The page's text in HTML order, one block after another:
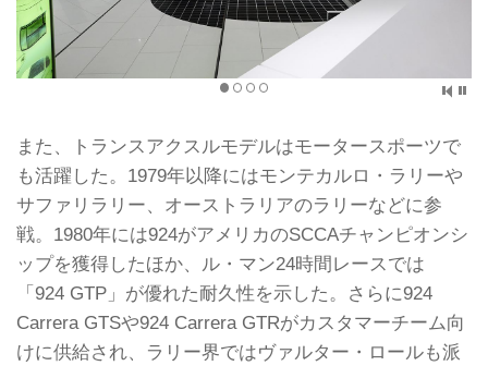
また、トランスアクスルモデルはモータースポーツで
も活躍した。1979年以降にはモンテカルロ・ラリーや
サファリラリー、オーストラリアのラリーなどに参
戦。1980年には924がアメリカのSCCAチャンピオンシ
ップを獲得したほか、ル・マン24時間レースでは
「924 GTP」が優れた耐久性を示した。さらに924
Carrera GTSや924 Carrera GTRがカスタマーチーム向
けに供給され、ラリー界ではヴァルター・ロールも派